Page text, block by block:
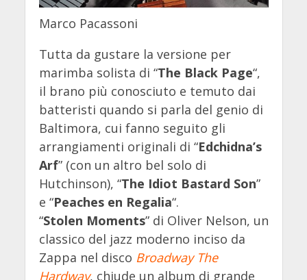
Marco Pacassoni
Tutta da gustare la versione per
marimba solista di “The Black Page“,
il brano più conosciuto e temuto dai
batteristi quando si parla del genio di
Baltimora, cui fanno seguito gli
arrangiamenti originali di “Edchidna’s
Arf” (con un altro bel solo di
Hutchinson), “The Idiot Bastard Son”
e “Peaches en Regalia“.
“Stolen Moments” di Oliver Nelson, un
classico del jazz moderno inciso da
Zappa nel disco Broadway The
Hardway, chiude un album di grande